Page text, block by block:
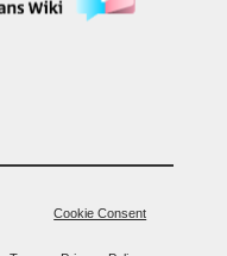
Cookie Consent